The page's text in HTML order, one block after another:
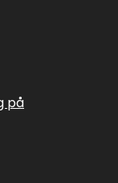
på